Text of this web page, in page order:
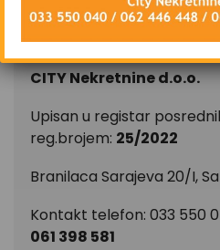
CIJENA: 500 KM
CITY Nekretnine d.o.o.
Upisan u registar
reg.brojem: 25/2022
Branilaca Sarajeva 20/I,
Kontakt telefon: 033 550
061 398 581